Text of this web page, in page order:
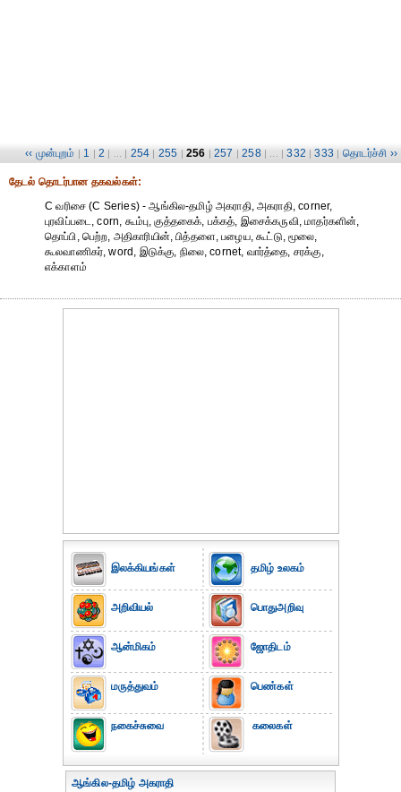
‹‹ முன்புறம் | 1 | 2 | ... | 254 | 255 | 256 | 257 | 258 | ... | 332 | 333 | தொடர்ச்சி ››
தேட‌ல் தொட‌ர்பான தகவ‌ல்க‌ள்:
C வரிசை (C Series) - ஆங்கில-தமிழ் அகராதி, அகராதி, corner,
புரவிப்படை, corn, கூம்பு, குத்தகைக், பக்கத், இசைக்கருவி, மாதர்களின்,
தொப்பி, பெற்ற, அதிகாரியின், பித்தளை, பழைய, கூட்டு, மூலை,
கூலவாணிகர், word, இடுக்கு, நிலை, cornet, வார்த்தை, சரக்கு,
எக்காளம்
இலக்கியங்கள்
அறிவியல்
ஆன்மிகம்
மருத்துவம்
நகைச்சுவை
தமிழ் உலகம்
பொதுஅறிவு
ஜோதிடம்
பெண்கள்
கலைகள்
ஆங்கில-தமிழ் அகராதி